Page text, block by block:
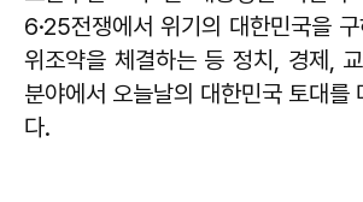
6·25전쟁에서 위기의 대한민국을
위조약을 체결하는 등 정치, 경제,
분야에서 오늘날의 대한민국 토대를
다.